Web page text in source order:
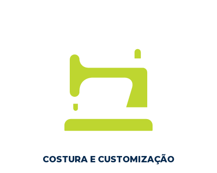
COSTURA E CUSTOMIZAÇÃO